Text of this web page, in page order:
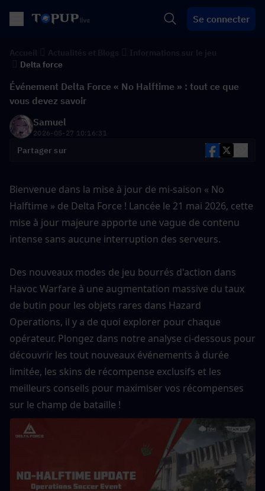
Se connecter
Delta force
Événement Delta Force « No Halftime » : tout ce que
vous devez savoir
Samuel
2026-05-27 10:16:31
Partager sur
Bienvenue dans la mise à jour de mi-saison « No
Halftime » de Delta Force ! Lancée le 21 mai 2026, cette
mise à jour majeure apporte une vague de contenu
intense sans aucune interruption des serveurs.
Des nouveaux modes de jeu bourrés d'action dans
Havoc Warfare à une augmentation massive du taux
de butin pour les objets rares dans Hazard
Operations, il y a de quoi explorer pour chaque
opérateur. Plongez dans notre analyse ci-dessous pour
découvrir les tout nouveaux événements à durée
limitée, les skins de récompense exclusifs et les
meilleurs conseils pour maximiser vos récompenses
sur le champ de bataille !